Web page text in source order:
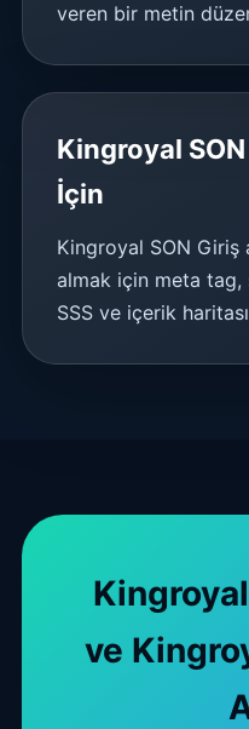
veren bir metin
Kingroyal
İçin
Kingroyal SON Giriş
almak için meta tag,
SSS ve içerik
ve